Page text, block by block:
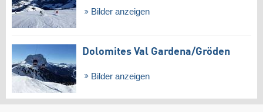
Bilder anzeigen
Dolomites Val Gardena/​Gröden
Bilder anzeigen